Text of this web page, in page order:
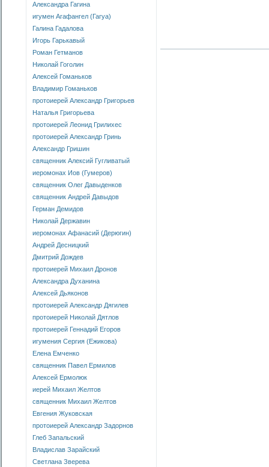
Александра Гагина
игумен Агафангел (Гагуа)
Галина Гадалова
Игорь Гарькавый
Роман Гетманов
Николай Гоголин
Алексей Гоманьков
Владимир Гоманьков
протоиерей Александр Григорьев
Наталья Григорьева
протоиерей Леонид Грилихес
протоиерей Александр Гринь
Александр Гришин
священник Алексий Гугливатый
иеромонах Иов (Гумеров)
священник Олег Давыденков
священник Андрей Давыдов
Герман Демидов
Николай Державин
иеромонах Афанасий (Дерюгин)
Андрей Десницкий
Дмитрий Дождев
протоиерей Михаил Дронов
Александра Духанина
Алексей Дьяконов
протоиерей Александр Дягилев
протоиерей Николай Дятлов
протоиерей Геннадий Егоров
игумения Сергия (Ежикова)
Елена Емченко
священник Павел Ермилов
Алексей Ермолюк
иерей Михаил Желтов
священник Михаил Желтов
Евгения Жуковская
протоиерей Александр Задорнов
Глеб Запальский
Владислав Зарайский
Светлана Зверева